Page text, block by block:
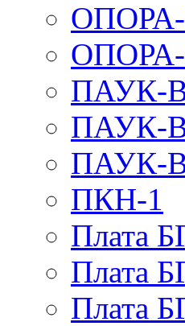
ОПОРА-
ПАУК-В
ПАУК-В
ПАУК-
ПКН-1
Плата
Плата
Плата